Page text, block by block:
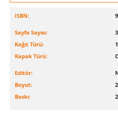
ISBN:
Sayfa Sayısı:
Kağıt Türü:
Kapak Türü:
Editör:
Boyut:
Baskı: